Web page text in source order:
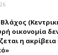
οικονομία
η ακρίβεια